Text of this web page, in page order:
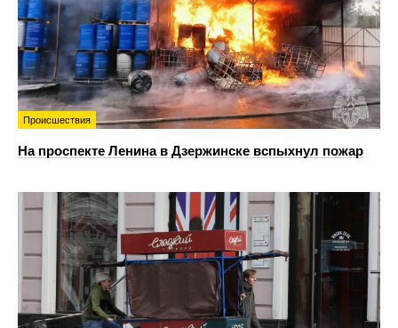
Происшествия
На проспекте Ленина в Дзержинске вспыхнул пожар